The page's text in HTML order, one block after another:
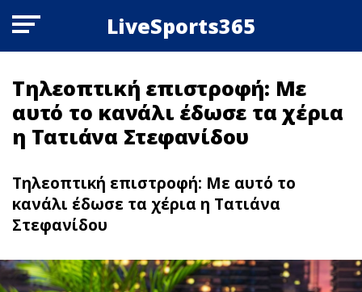
LiveSports365
Τηλεοπτική επιστροφή: Με
αυτό το κανάλι έδωσε τα χέρια
η Τατιάνα Στεφανίδου
Τηλεοπτική επιστροφή: Με αυτό το
κανάλι έδωσε τα χέρια η Τατιάνα
Στεφανίδου